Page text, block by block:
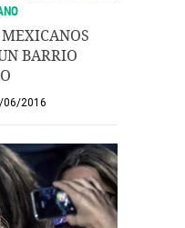
BARRIO
06/2016